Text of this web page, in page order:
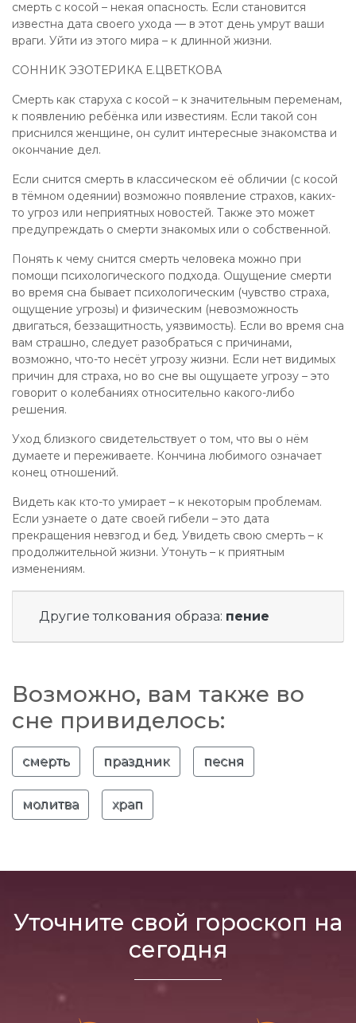
смерть с косой – некая опасность. Если становится
известна дата своего ухода — в этот день умрут ваши
враги. Уйти из этого мира – к длинной жизни.
СОННИК ЭЗОТЕРИКА Е.ЦВЕТКОВА
Смерть как старуха с косой – к значительным переменам,
к появлению ребёнка или известиям. Если такой сон
приснился женщине, он сулит интересные знакомства и
окончание дел.
Если снится смерть в классическом её обличии (с косой
в тёмном одеянии) возможно появление страхов, каких-
то угроз или неприятных новостей. Также это может
предупреждать о смерти знакомых или о собственной.
Понять к чему снится смерть человека можно при
помощи психологического подхода. Ощущение смерти
во время сна бывает психологическим (чувство страха,
ощущение угрозы) и физическим (невозможность
двигаться, беззащитность, уязвимость). Если во время сна
вам страшно, следует разобраться с причинами,
возможно, что-то несёт угрозу жизни. Если нет видимых
причин для страха, но во сне вы ощущаете угрозу – это
говорит о колебаниях относительно какого-либо
решения.
Уход близкого свидетельствует о том, что вы о нём
думаете и переживаете. Кончина любимого означает
конец отношений.
Видеть как кто-то умирает – к некоторым проблемам.
Если узнаете о дате своей гибели – это дата
прекращения невзгод и бед. Увидеть свою смерть – к
продолжительной жизни. Утонуть – к приятным
изменениям.
Другие толкования образа: пение
Возможно, вам также во
сне привиделось:
смерть праздник песня
молитва храп
Уточните свой гороскоп на
сегодня